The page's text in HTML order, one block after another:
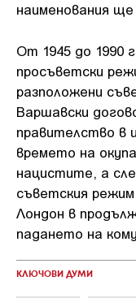
наименования
От 1945 до 1990
просъветски
разположени
Варшавски
правителство в
времето на
нацистите, а
съветския
Лондон в
падането на
КЛЮЧОВИ ДУМИ